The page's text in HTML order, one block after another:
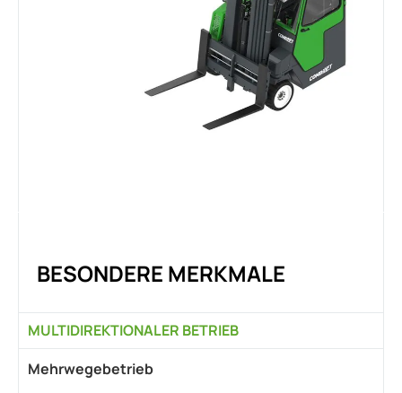
BESONDERE MERKMALE
MULTIDIREKTIONALER BETRIEB
Mehrwegebetrieb